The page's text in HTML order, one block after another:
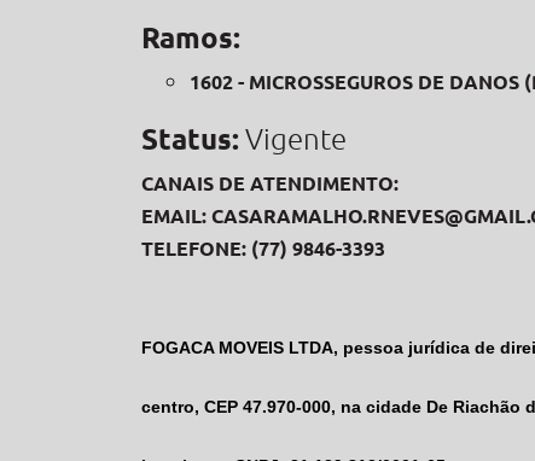
Ramos:
1602 - MICROSSEGUROS DE DANOS
Status: Vigente
CANAIS DE ATENDIMENTO:
EMAIL:
TELEFONE: (77) 9846-3393
FOGACA MOVEIS LTDA, pessoa jurídica de
centro, CEP 47.970-000, na cidade De Riachão